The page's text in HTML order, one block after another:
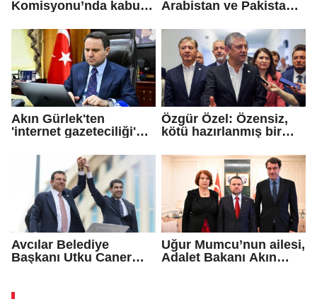
Komisyonu’nda kabul
Arabistan ve Pakistan
Savunma Anlaşması'
imzalandı
Akın Gürlek'ten
'internet gazeteciliği'
Özgür Özel: Özensiz,
kötü hazırlanmış bir
Avcılar Belediye
Başkanı Utku Caner
Uğur Mumcu’nun ailesi,
Adalet Bakanı Akın